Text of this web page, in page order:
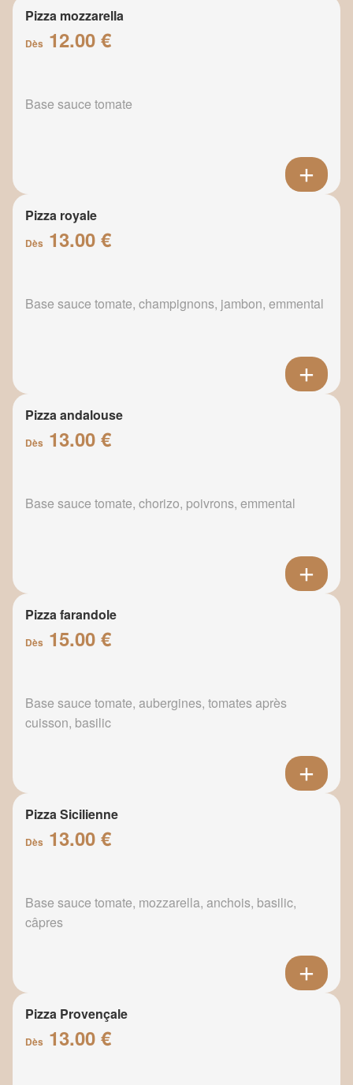
Pizza mozzarella
Dès 12.00 €
Base sauce tomate
Pizza royale
Dès 13.00 €
Base sauce tomate, champignons, jambon, emmental
Pizza andalouse
Dès 13.00 €
Base sauce tomate, chorizo, poivrons, emmental
Pizza farandole
Dès 15.00 €
Base sauce tomate, aubergines, tomates après
cuisson, basilic
Pizza Sicilienne
Dès 13.00 €
Base sauce tomate, mozzarella, anchois, basilic,
câpres
Pizza Provençale
Dès 13.00 €